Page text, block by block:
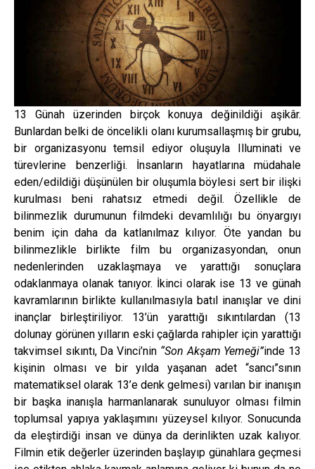
13 Günah üzerinden birçok konuya değinildiği aşikâr.
Bunlardan belki de öncelikli olanı kurumsallaşmış bir grubu,
bir organizasyonu temsil ediyor oluşuyla Illuminati ve
türevlerine benzerliği. İnsanların hayatlarına müdahale
eden/edildiği düşünülen bir oluşumla böylesi sert bir ilişki
kurulması beni rahatsız etmedi değil. Özellikle de
bilinmezlik durumunun filmdeki devamlılığı bu önyargıyı
benim için daha da katlanılmaz kılıyor. Öte yandan bu
bilinmezlikle birlikte film bu organizasyondan, onun
nedenlerinden uzaklaşmaya ve yarattığı sonuçlara
odaklanmaya olanak tanıyor. İkinci olarak ise 13 ve günah
kavramlarının birlikte kullanılmasıyla batıl inanışlar ve dini
inançlar birleştiriliyor. 13’ün yarattığı sıkıntılardan (13
dolunay görünen yılların eski çağlarda rahipler için yarattığı
takvimsel sıkıntı, Da Vinci’nin “Son Akşam Yemeği”inde 13
kişinin olması ve bir yılda yaşanan adet “sancı”sının
matematiksel olarak 13’e denk gelmesi) varılan bir inanışın
bir başka inanışla harmanlanarak sunuluyor olması filmin
toplumsal yapıya yaklaşımını yüzeysel kılıyor. Sonucunda
da eleştirdiği insan ve dünya da derinlikten uzak kalıyor.
Filmin etik değerler üzerinden başlayıp günahlara geçmesi